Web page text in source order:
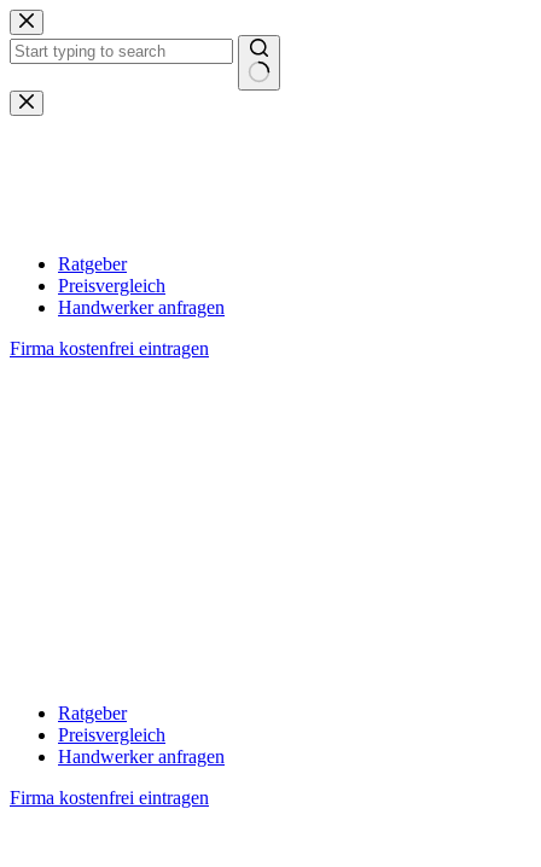
Zum
Inhalt
springen
Keine
Ergebnisse
Ratgeber
Preisvergleich
Handwerker anfragen
Firma kostenfrei eintragen
Ratgeber
Preisvergleich
Handwerker anfragen
Firma kostenfrei eintragen